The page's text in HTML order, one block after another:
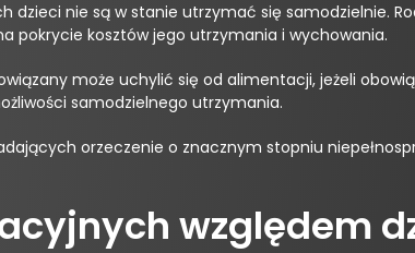
nie są w stanie utrzymać się samodzielnie.
pokrycie kosztów jego utrzymania i wychowania.
może uchylić się od alimentacji, jeżeli
samodzielnego utrzymania.
orzeczenie o znacznym stopniu
względem